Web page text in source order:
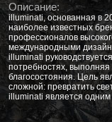
Описание:
illuminati, основанная в
наиболее известных
профессионалов
международными
illuminati
потребностях,
благосостояния. Цель
сложной: превратить
illuminati является